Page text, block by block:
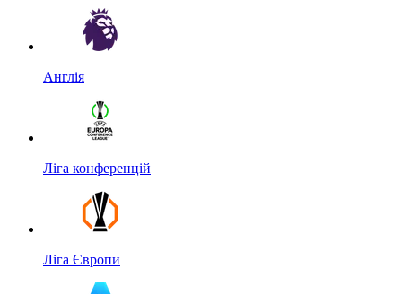
Англія
Ліга конференцій
Ліга Європи